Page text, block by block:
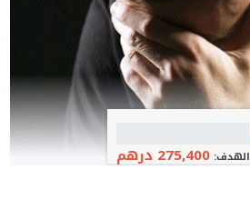
الهدف:275,400 درهم